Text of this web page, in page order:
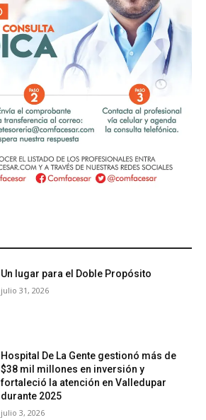
Un lugar para el Doble Propósito
julio 31, 2026
Hospital De La Gente gestionó más de
$38 mil millones en inversión y
fortaleció la atención en Valledupar
durante 2025
julio 3, 2026